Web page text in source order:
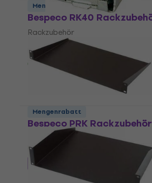
Bespeco RK40
Rackzubehör
/5
€ 0,49
Auf Lager
Mengenrabatt
Bespeco PRK Rackzubehör
Rackzubehör
4,6
€ 26,37
MUZMUZ-5
Mengenrabatt